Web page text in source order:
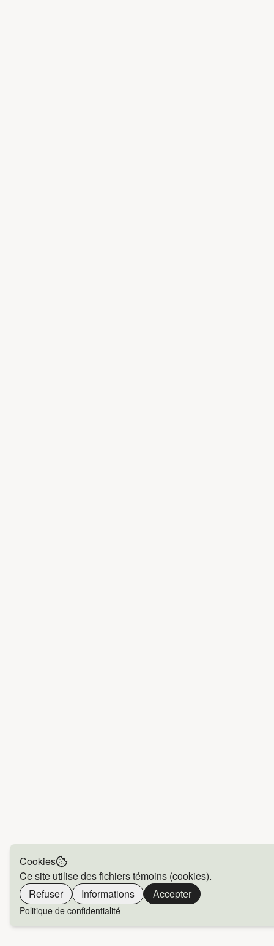
Cookies
Ce site utilise des fichiers témoins (cookies).
Refuser
Informations Accepter
Politique de confidentialité